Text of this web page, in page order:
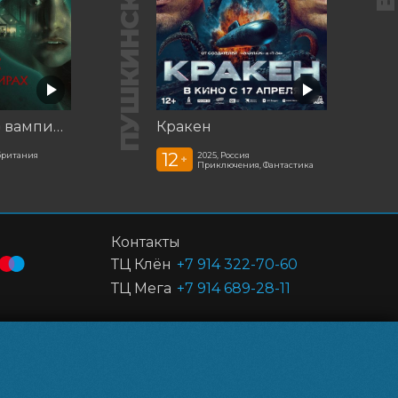
Корни: Сага о вампирах Кракен
12 +
2025, Россия
Приключения, Фантастика
Контакты
ТЦ Клён +7 914 322-70-60
ТЦ Мега +7 914 689-28-11